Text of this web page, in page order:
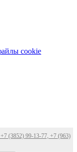
cookie
(3852) 99-13-77, +7 (963)